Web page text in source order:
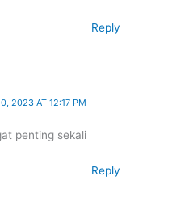
Reply
2023 AT 12:17 PM
penting sekali
Reply